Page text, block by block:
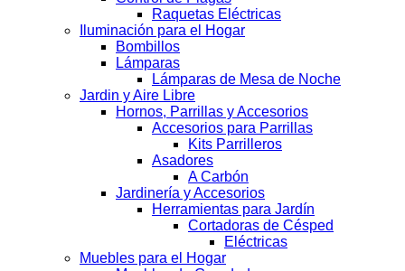
Raquetas Eléctricas
Iluminación para el Hogar
Bombillos
Lámparas
Lámparas de Mesa de Noche
Jardin y Aire Libre
Hornos, Parrillas y Accesorios
Accesorios para Parrillas
Kits Parrilleros
Asadores
A Carbón
Jardinería y Accesorios
Herramientas para Jardín
Cortadoras de Césped
Eléctricas
Muebles para el Hogar